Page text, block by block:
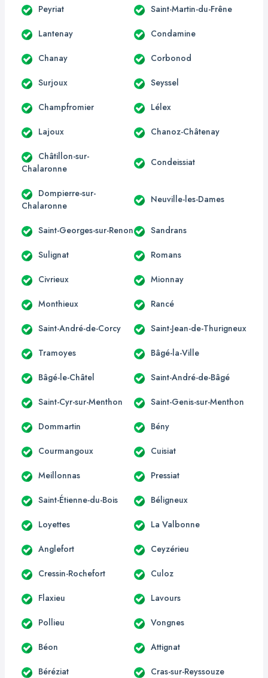
Peyriat Saint-Martin-du-Frêne
Lantenay Condamine
Chanay Corbonod
Surjoux Seyssel
Champfromier Lélex
Lajoux Chanoz-Châtenay
Châtillon-sur-
Chalaronne
Condeissiat
Dompierre-sur-
Chalaronne
Neuville-les-Dames
Saint-Georges-sur-Renon Sandrans
Sulignat Romans
Civrieux Mionnay
Monthieux Rancé
Saint-André-de-Corcy Saint-Jean-de-Thurigneux
Tramoyes Bâgé-la-Ville
Bâgé-le-Châtel Saint-André-de-Bâgé
Saint-Cyr-sur-Menthon Saint-Genis-sur-Menthon
Dommartin Bény
Courmangoux Cuisiat
Meillonnas Pressiat
Saint-Étienne-du-Bois Béligneux
Loyettes La Valbonne
Anglefort Ceyzérieu
Cressin-Rochefort Culoz
Flaxieu Lavours
Pollieu Vongnes
Béon Attignat
Béréziat Cras-sur-Reyssouze